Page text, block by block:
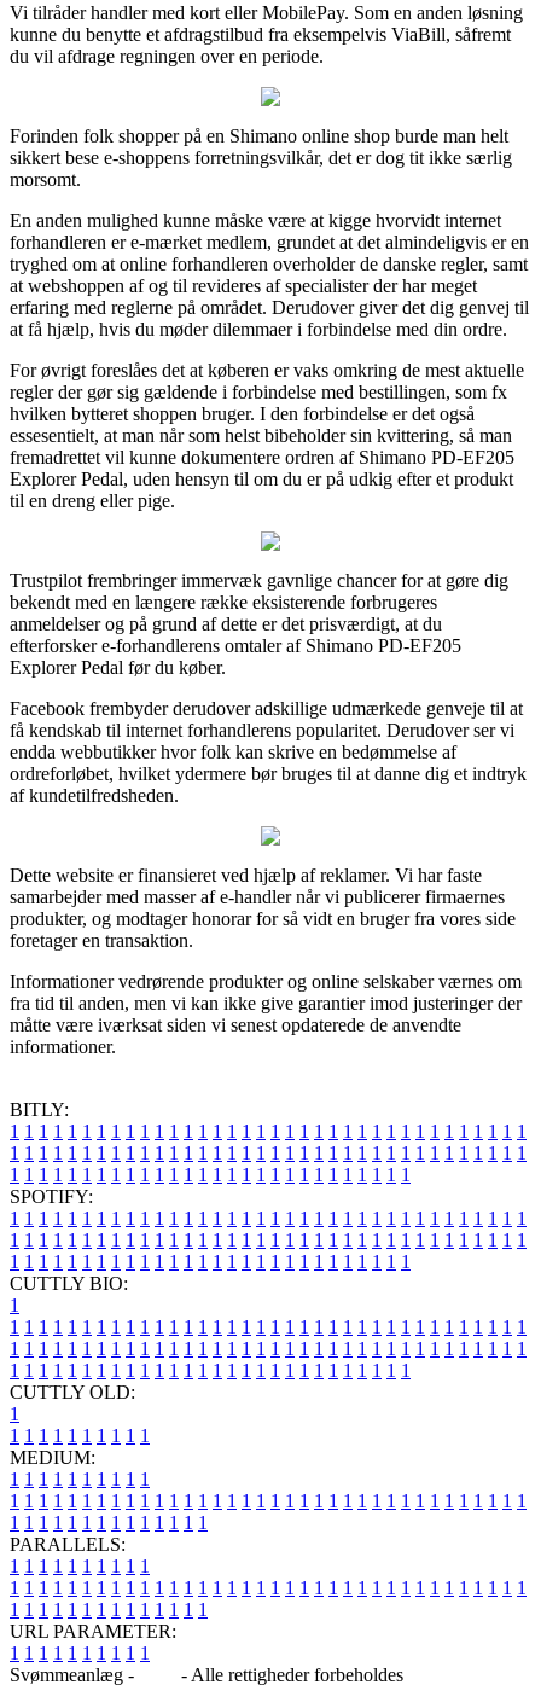
Vi tilråder handler med kort eller MobilePay. Som en anden løsning
kunne du benytte et afdragstilbud fra eksempelvis ViaBill, såfremt
du vil afdrage regningen over en periode.
Forinden folk shopper på en Shimano online shop burde man helt
sikkert bese e-shoppens forretningsvilkår, det er dog tit ikke særlig
morsomt.
En anden mulighed kunne måske være at kigge hvorvidt internet
forhandleren er e-mærket medlem, grundet at det almindeligvis er en
tryghed om at online forhandleren overholder de danske regler, samt
at webshoppen af og til revideres af specialister der har meget
erfaring med reglerne på området. Derudover giver det dig genvej til
at få hjælp, hvis du møder dilemmaer i forbindelse med din ordre.
For øvrigt foreslåes det at køberen er vaks omkring de mest aktuelle
regler der gør sig gældende i forbindelse med bestillingen, som fx
hvilken bytteret shoppen bruger. I den forbindelse er det også
essesentielt, at man når som helst bibeholder sin kvittering, så man
fremadrettet vil kunne dokumentere ordren af Shimano PD-EF205
Explorer Pedal, uden hensyn til om du er på udkig efter et produkt
til en dreng eller pige.
Trustpilot frembringer immervæk gavnlige chancer for at gøre dig
bekendt med en længere række eksisterende forbrugeres
anmeldelser og på grund af dette er det prisværdigt, at du
efterforsker e-forhandlerens omtaler af Shimano PD-EF205
Explorer Pedal før du køber.
Facebook frembyder derudover adskillige udmærkede genveje til at
få kendskab til internet forhandlerens popularitet. Derudover ser vi
endda webbutikker hvor folk kan skrive en bedømmelse af
ordreforløbet, hvilket ydermere bør bruges til at danne dig et indtryk
af kundetilfredsheden.
Dette website er finansieret ved hjælp af reklamer. Vi har faste
samarbejder med masser af e-handler når vi publicerer firmaernes
produkter, og modtager honorar for så vidt en bruger fra vores side
foretager en transaktion.
Informationer vedrørende produkter og online selskaber værnes om
fra tid til anden, men vi kan ikke give garantier imod justeringer der
måtte være iværksat siden vi senest opdaterede de anvendte
informationer.
BITLY:
1 1 1 1 1 1 1 1 1 1 1 1 1 1 1 1 1 1 1 1 1 1 1 1 1 1 1 1 1 1 1 1 1 1 1 1
1 1 1 1 1 1 1 1 1 1 1 1 1 1 1 1 1 1 1 1 1 1 1 1 1 1 1 1 1 1 1 1 1 1 1 1
1 1 1 1 1 1 1 1 1 1 1 1 1 1 1 1 1 1 1 1 1 1 1 1 1 1 1 1
SPOTIFY:
1 1 1 1 1 1 1 1 1 1 1 1 1 1 1 1 1 1 1 1 1 1 1 1 1 1 1 1 1 1 1 1 1 1 1 1
1 1 1 1 1 1 1 1 1 1 1 1 1 1 1 1 1 1 1 1 1 1 1 1 1 1 1 1 1 1 1 1 1 1 1 1
1 1 1 1 1 1 1 1 1 1 1 1 1 1 1 1 1 1 1 1 1 1 1 1 1 1 1 1
CUTTLY BIO:
1
1 1 1 1 1 1 1 1 1 1 1 1 1 1 1 1 1 1 1 1 1 1 1 1 1 1 1 1 1 1 1 1 1 1 1 1
1 1 1 1 1 1 1 1 1 1 1 1 1 1 1 1 1 1 1 1 1 1 1 1 1 1 1 1 1 1 1 1 1 1 1 1
1 1 1 1 1 1 1 1 1 1 1 1 1 1 1 1 1 1 1 1 1 1 1 1 1 1 1 1
CUTTLY OLD:
1
1 1 1 1 1 1 1 1 1 1
MEDIUM:
1 1 1 1 1 1 1 1 1 1
1 1 1 1 1 1 1 1 1 1 1 1 1 1 1 1 1 1 1 1 1 1 1 1 1 1 1 1 1 1 1 1 1 1 1 1
1 1 1 1 1 1 1 1 1 1 1 1 1 1
PARALLELS:
1 1 1 1 1 1 1 1 1 1
1 1 1 1 1 1 1 1 1 1 1 1 1 1 1 1 1 1 1 1 1 1 1 1 1 1 1 1 1 1 1 1 1 1 1 1
1 1 1 1 1 1 1 1 1 1 1 1 1 1
URL PARAMETER:
1 1 1 1 1 1 1 1 1 1
Svømmeanlæg -
- Alle rettigheder forbeholdes